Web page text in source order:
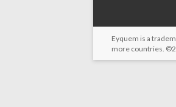
Eyquem is a
more countries.